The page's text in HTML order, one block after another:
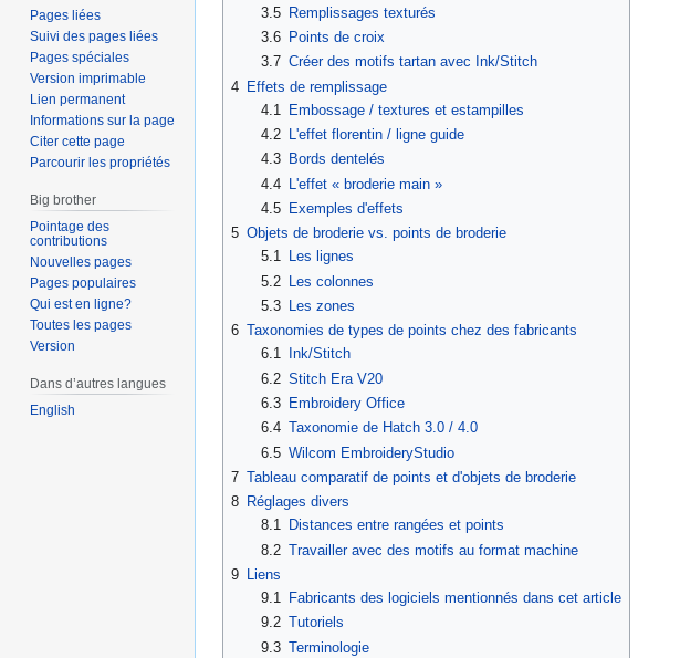
3.5 Remplissages texturés
3.6
Points de croix
3.7 Créer des motifs tartan avec Ink/Stitch
4 Effets de remplissage
4.1
Embossage / textures et estampilles
4.2
L'effet florentin / ligne guide
4.3
Bords dentelés
4.4 L'effet « broderie main »
4.5
Exemples d'effets
5 Objets de broderie vs. points de broderie
5.1
Les lignes
5.2 Les colonnes
5.3
Les zones
6 Taxonomies de types de points chez des fabricants
6.1
Ink/Stitch
6.2 Stitch Era V20
6.3
Embroidery Office
6.4 Taxonomie de Hatch 3.0 / 4.0
6.5 Wilcom EmbroideryStudio
7 Tableau comparatif de points et d'objets de broderie
8 Réglages divers
8.1
Distances entre rangées et points
8.2 Travailler avec des motifs au format machine
9
Liens
9.1
Fabricants des logiciels mentionnés dans cet article
9.2 Tutoriels
9.3 Terminologie
Pages liées
Suivi des pages liées
Pages spéciales
Version imprimable
Lien permanent
Informations sur la page
Citer cette page
Parcourir les propriétés
Big brother
Pointage des
contributions
Nouvelles pages
Pages populaires
Qui est en ligne?
Toutes les pages
Version
Dans d’autres langues
English